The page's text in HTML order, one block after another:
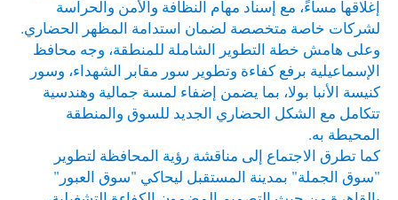
إغلاقها مساءً، مع إسناد مهام النظافة والأمن والحراسة
لشركات خاصة متخصصة لضمان استدامة المظهر الحضاري.
وعلى هامش خطة التطوير الشاملة للمنطقة، وجه محافظ
الإسماعيلية برفع كفاءة وتطوير سور مقابر الشهداء، وسور
كنيسة الأنبا بولا، بما يضمن إضفاء لمسة جمالية وهندسية
تتكامل مع الشكل الحضاري الجديد للسوق والمنطقة
المحيطة به.
كما تطرق الاجتماع إلى مناقشة رؤية المحافظة لتطوير
"سوق الجملة" بمدينة المستقبل ليحاكي "سوق العبور"